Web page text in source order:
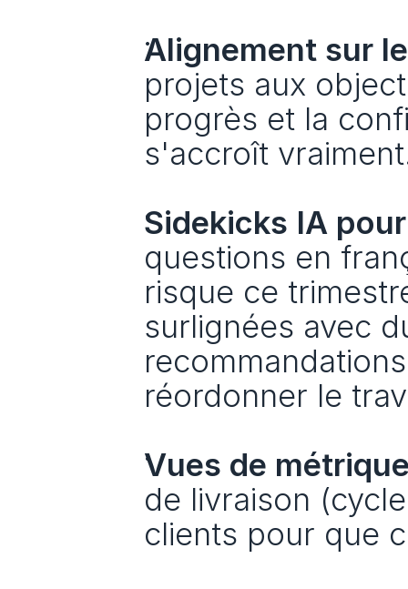
Alignement sur
projets aux
progrès et la
s'accroît
Sidekicks IA
questions en
risque ce
surlignées avec
réordonner le
Vues de
de livraison
clients pour que